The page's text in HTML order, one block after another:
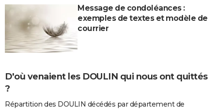
Message de condoléances :
exemples de textes et modèle de
courrier
D'où venaient les DOULIN qui nous ont quittés
?
Répartition des DOULIN décédés par département de